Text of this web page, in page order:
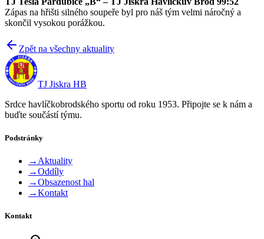
Zápas na hřišti silného soupeře byl pro náš tým velmi náročný a
skončil vysokou porážkou.
Zpět na všechny aktuality
TJ Jiskra HB
Srdce havlíčkobrodského sportu od roku 1953. Připojte se k nám a
buďte součástí týmu.
Podstránky
→ Aktuality
→Oddíly
→Obsazenost hal
→Kontakt
Kontakt